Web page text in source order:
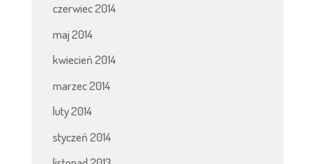
czerwiec 2014
maj 2014
kwiecień 2014
marzec 2014
luty 2014
styczeń 2014